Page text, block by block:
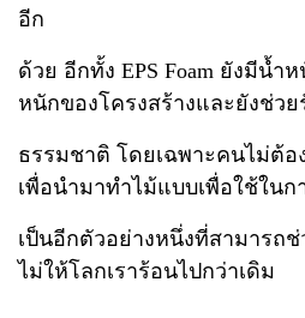
อีก
ด้วย อีกทั้ง EPS Foam ยังมีน้ำ
หนักของโครงสร้างและยังช่ว
ธรรมชาติ โดยเฉพาะคนไม่ต้อ
เพื่อนำมาทำไม้แบบเพื่อใช้ในก
เป็นอีกตัวอย่างหนึ่งที่สามารถ
ไม่ให้โลกเราร้อนไปกว่าเดิม